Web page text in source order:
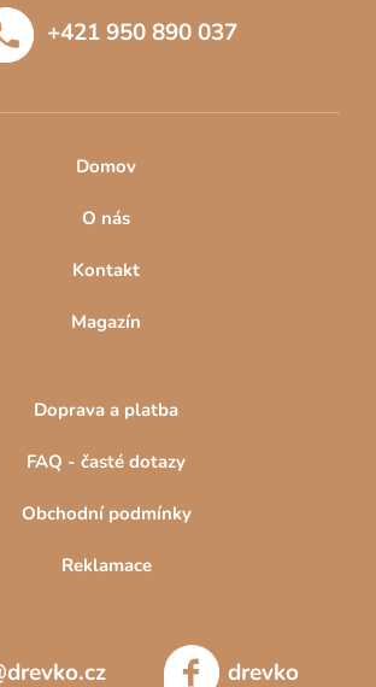
+421 950 890 037
Domov
O nás
Kontakt
Magazín
Doprava a platba
FAQ - časté dotazy
Obchodní podmínky
Reklamace
drevko